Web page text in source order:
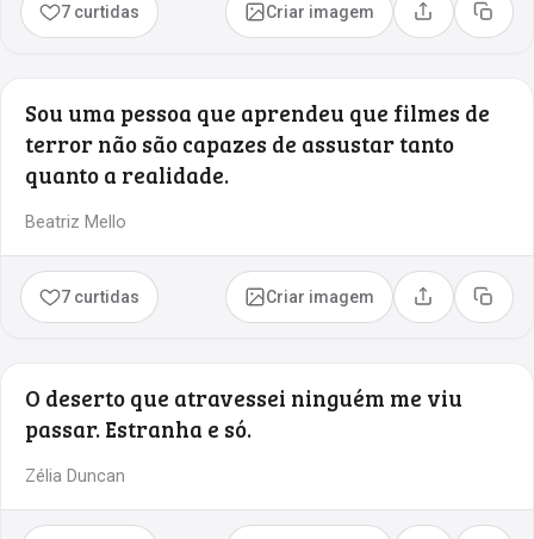
7 curtidas Criar imagem Compartilhar
Copiar
Sou uma pessoa que aprendeu que filmes de
terror não são capazes de assustar tanto
quanto a realidade.
Beatriz Mello
7 curtidas Criar imagem Compartilhar
Copiar
O deserto que atravessei ninguém me viu
passar. Estranha e só.
Zélia Duncan